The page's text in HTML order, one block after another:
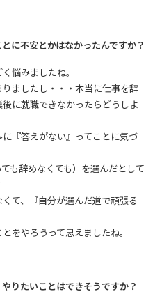
に不安とかはなかったんですか？
悩みましたね。
ましたし・・・本当に仕事を辞
に就職できなかったらどうしよ
『答えがない』ってことに気づ
も辞めなくても）を選んだとして
て、『自分が選んだ道で頑張る
をやろうって思えましたね。
りたいことはできそうですか？